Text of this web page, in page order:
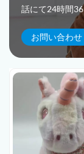
話にて24時間
お問い合わせ